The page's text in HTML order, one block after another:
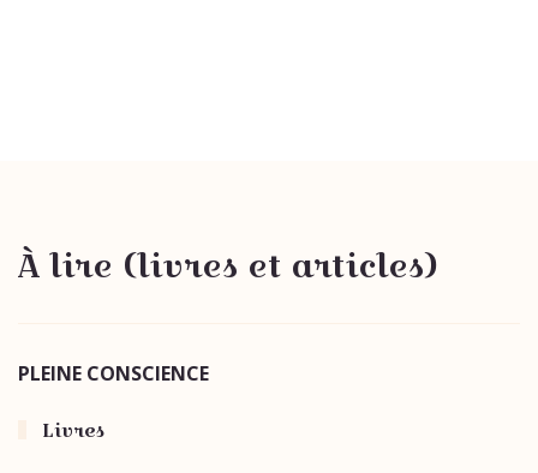
À lire (livres et articles)
PLEINE CONSCIENCE
Livres